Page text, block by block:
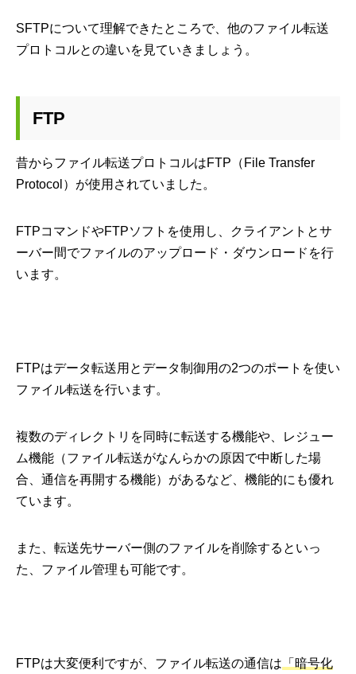
SFTPについて理解できたところで、他のファイル転送
プロトコルとの違いを見ていきましょう。
FTP
昔からファイル転送プロトコルはFTP（File Transfer
Protocol）が使用されていました。
FTPコマンドやFTPソフトを使用し、クライアントとサ
ーバー間でファイルのアップロード・ダウンロードを行
います。
FTPはデータ転送用とデータ制御用の2つのポートを使い
ファイル転送を行います。
複数のディレクトリを同時に転送する機能や、レジュー
ム機能（ファイル転送がなんらかの原因で中断した場
合、通信を再開する機能）があるなど、機能的にも優れ
ています。
また、転送先サーバー側のファイルを削除するといっ
た、ファイル管理も可能です。
FTPは大変便利ですが、ファイル転送の通信は 「暗号化